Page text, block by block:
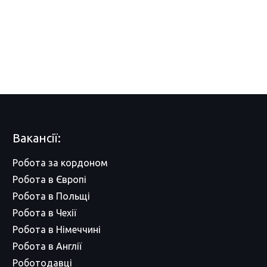
Вакансії:
Робота за кордоном
Робота в Європі
Робота в Польщі
Робота в Чехії
Робота в Німеччині
Робота в Англії
Роботодавці